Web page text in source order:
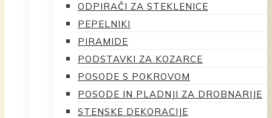
ODPIRAČI ZA STEKLENICE
PEPELNIKI
PIRAMIDE
PODSTAVKI ZA KOZARCE
POSODE S POKROVOM
POSODE IN PLADNJI ZA DROBNARIJE
STENSKE DEKORACIJE